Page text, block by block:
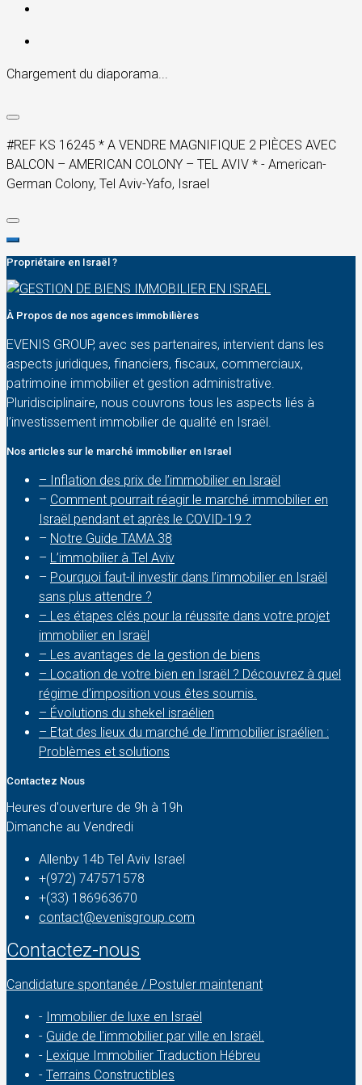
Chargement du diaporama...
#REF KS 16245 * A VENDRE MAGNIFIQUE 2 PIÈCES AVEC
BALCON – AMERICAN COLONY – TEL AVIV * - American-
German Colony, Tel Aviv-Yafo, Israel
Propriétaire en Israël ?
À Propos de nos agences immobilières
EVENIS GROUP, avec ses partenaires, intervient dans les
aspects juridiques, financiers, fiscaux, commerciaux,
patrimoine immobilier et gestion administrative.
Pluridisciplinaire, nous couvrons tous les aspects liés à
l’investissement immobilier de qualité en Israël.
Nos articles sur le marché immobilier en Israel
– Inflation des prix de l’immobilier en Israël
– Comment pourrait réagir le marché immobilier en
Israël pendant et après le COVID-19 ?
– Notre Guide TAMA 38
– L’immobilier à Tel Aviv
– Pourquoi faut-il investir dans l’immobilier en Israël
sans plus attendre ?
– Les étapes clés pour la réussite dans votre projet
immobilier en Israël
– Les avantages de la gestion de biens
– Location de votre bien en Israël ? Découvrez à quel
régime d’imposition vous êtes soumis.
– Évolutions du shekel israélien
– Etat des lieux du marché de l’immobilier israélien :
Problèmes et solutions
Contactez Nous
Heures d'ouverture de 9h à 19h
Dimanche au Vendredi
Allenby 14b Tel Aviv Israel
+(972) 747571578
+(33) 186963670
contact@evenisgroup.com
Contactez-nous
Candidature spontanée / Postuler maintenant
- Immobilier de luxe en Israël
- Guide de l'immobilier par ville en Israël.
- Lexique Immobilier Traduction Hébreu
- Terrains Constructibles